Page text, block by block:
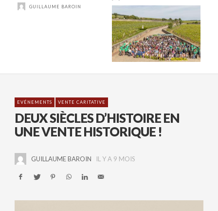
GUILLAUME BAROIN
EVÉNEMENTS VENTE CARITATIVE
DEUX SIÈCLES D’HISTOIRE EN
UNE VENTE HISTORIQUE !
GUILLAUME BAROIN IL Y A 9 MOIS